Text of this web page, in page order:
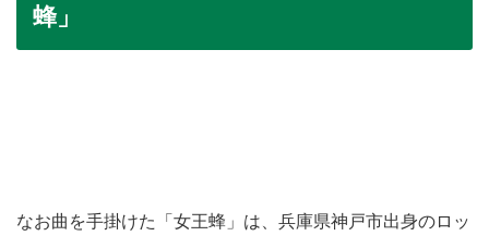
蜂」
なお曲を手掛けた「女王蜂」は、兵庫県神戸市出身のロッ